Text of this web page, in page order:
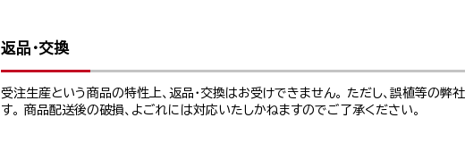
返品・交換
受注生産という商品の特性上、返品・交換はお受けできません。 ただし、誤植等の
す。 商品配送後の破損、よごれには対応いたしかねますのでご了承ください。